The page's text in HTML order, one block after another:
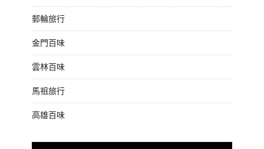
郵輪旅行
金門百味
雲林百味
馬祖旅行
高雄百味